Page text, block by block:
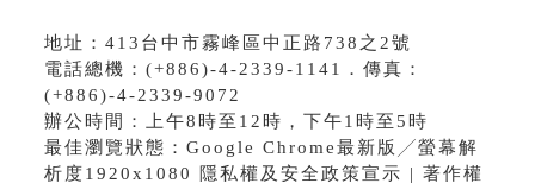
地址：413台中市霧峰區中正路738之2號
電話總機：(+886)-4-2339-1141．傳真：
(+886)-4-2339-9072
辦公時間：上午8時至12時，下午1時至5時
最佳瀏覽狀態：Google Chrome最新版╱螢幕解
析度1920x1080 隱私權及安全政策宣示 | 著作權